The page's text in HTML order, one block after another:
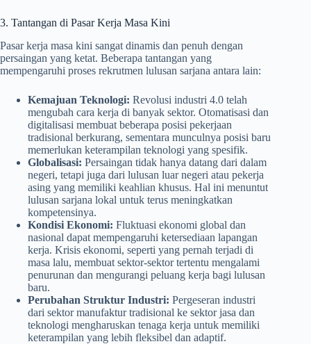
3. Tantangan di Pasar Kerja Masa Kini
Pasar kerja masa kini sangat dinamis dan penuh dengan
persaingan yang ketat. Beberapa tantangan yang
mempengaruhi proses rekrutmen lulusan sarjana antara lain:
Kemajuan Teknologi: Revolusi industri 4.0 telah
mengubah cara kerja di banyak sektor. Otomatisasi dan
digitalisasi membuat beberapa posisi pekerjaan
tradisional berkurang, sementara munculnya posisi baru
memerlukan keterampilan teknologi yang spesifik.
Globalisasi: Persaingan tidak hanya datang dari dalam
negeri, tetapi juga dari lulusan luar negeri atau pekerja
asing yang memiliki keahlian khusus. Hal ini menuntut
lulusan sarjana lokal untuk terus meningkatkan
kompetensinya.
Kondisi Ekonomi: Fluktuasi ekonomi global dan
nasional dapat mempengaruhi ketersediaan lapangan
kerja. Krisis ekonomi, seperti yang pernah terjadi di
masa lalu, membuat sektor-sektor tertentu mengalami
penurunan dan mengurangi peluang kerja bagi lulusan
baru.
Perubahan Struktur Industri: Pergeseran industri
dari sektor manufaktur tradisional ke sektor jasa dan
teknologi mengharuskan tenaga kerja untuk memiliki
keterampilan yang lebih fleksibel dan adaptif.